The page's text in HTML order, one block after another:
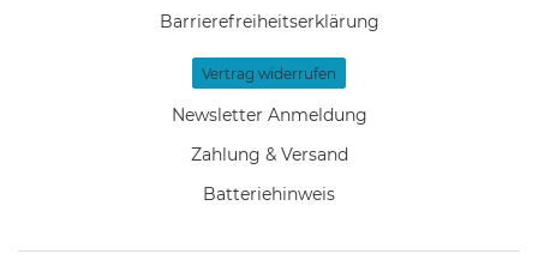
Barrierefreiheitserklärung
Vertrag widerrufen
Newsletter Anmeldung
Zahlung & Versand
Batteriehinweis